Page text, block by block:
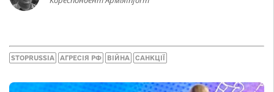
STOPRUSSIA АГРЕСІЯ РФ ВІЙНА САНКЦІЇ